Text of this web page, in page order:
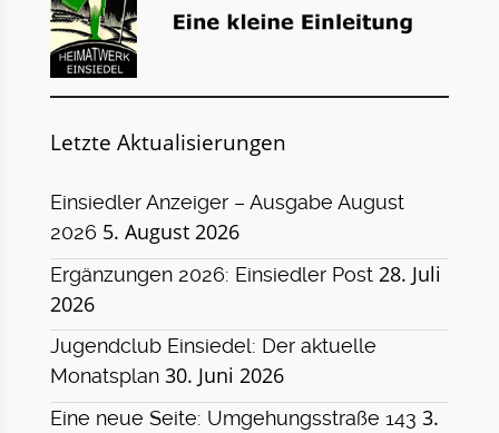
Letzte Aktualisierungen
Einsiedler Anzeiger – Ausgabe August
2026 5. August 2026
Ergänzungen 2026: Einsiedler Post 28. Juli
2026
Jugendclub Einsiedel: Der aktuelle
Monatsplan 30. Juni 2026
Eine neue Seite: Umgehungsstraße 143 3.